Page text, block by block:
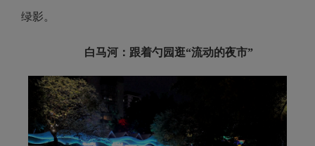
绿影。
白马河 ： 跟着勺园逛“流动的夜市”